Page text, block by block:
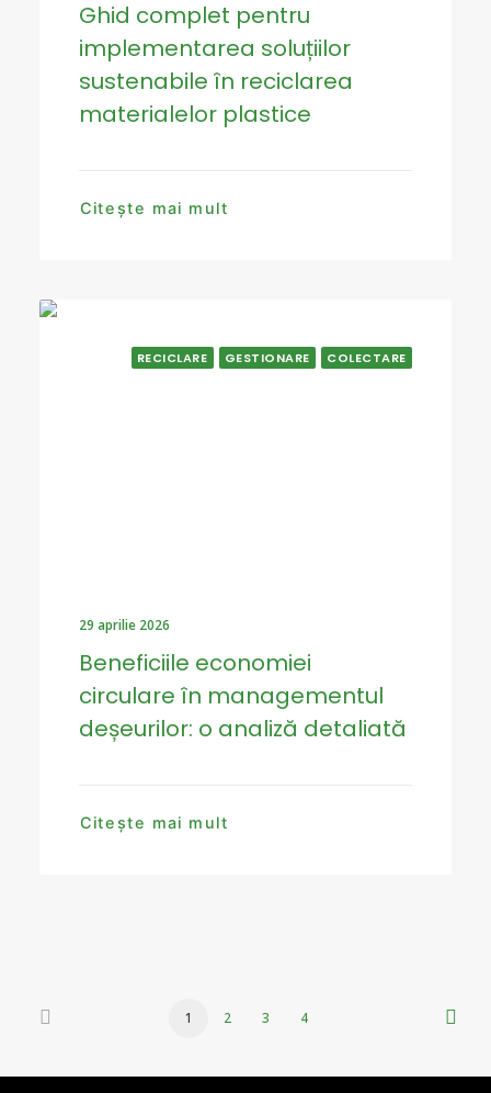
Ghid complet pentru
implementarea soluțiilor
sustenabile în reciclarea
materialelor plastice
Citește mai mult
RECICLARE GESTIONARE COLECTARE
29 aprilie 2026
Beneficiile economiei
circulare în managementul
deșeurilor: o analiză detaliată
Citește mai mult
1 2 3 4